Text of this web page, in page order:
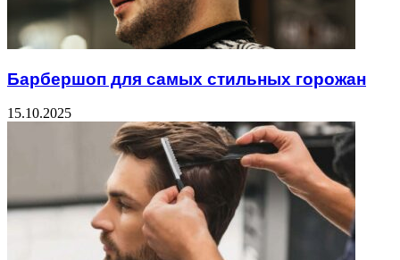
Барбершоп для самых стильных горожан
15.10.2025